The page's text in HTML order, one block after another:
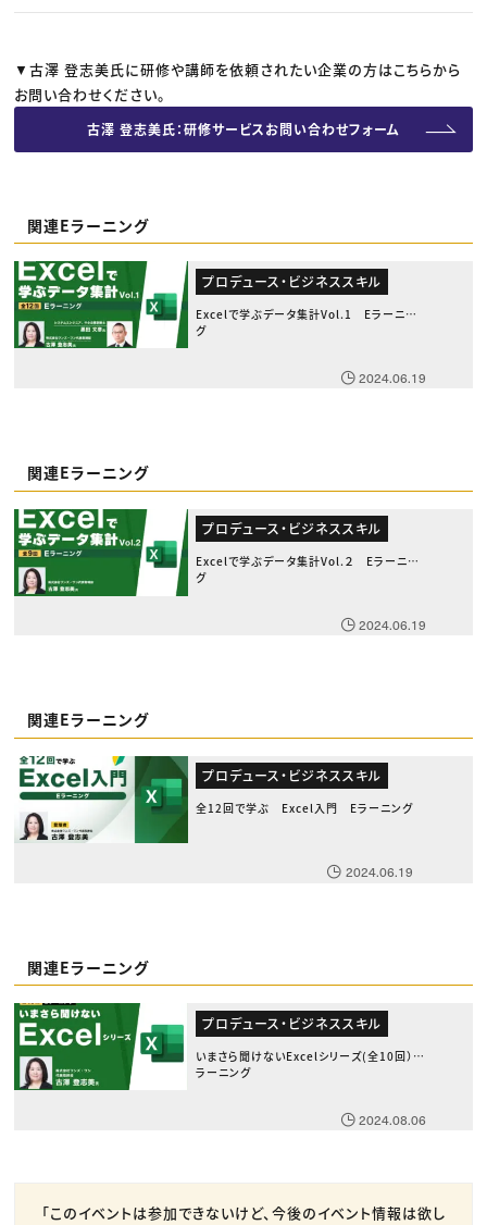
▼古澤 登志美氏に研修や講師を依頼されたい企業の方はこちらから
お問い合わせください。
古澤 登志美氏：研修サービスお問い合わせフォーム
関連Eラーニング
プロデュース・ビジネススキル
Excelで学ぶデータ集計Vol.1 Eラーニン
グ
2024.06.19
関連Eラーニング
プロデュース・ビジネススキル
Excelで学ぶデータ集計Vol.２ Eラーニン
グ
2024.06.19
関連Eラーニング
プロデュース・ビジネススキル
全12回で学ぶ Excel入門 Eラーニング
2024.06.19
関連Eラーニング
プロデュース・ビジネススキル
いまさら聞けないExcelシリーズ(全10回） E
ラーニング
2024.08.06
「このイベントは参加できないけど、今後のイベント情報は欲し